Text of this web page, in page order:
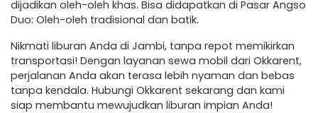
dijadikan oleh-oleh khas. Bisa didapatkan di Pasar Angso
Duo: Oleh-oleh tradisional dan batik.
Nikmati liburan Anda di Jambi, tanpa repot memikirkan
transportasi! Dengan layanan sewa mobil dari Okkarent,
perjalanan Anda akan terasa lebih nyaman dan bebas
tanpa kendala. Hubungi Okkarent sekarang dan kami
siap membantu mewujudkan liburan impian Anda!